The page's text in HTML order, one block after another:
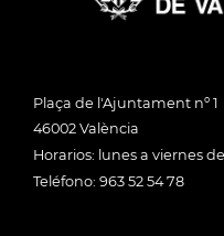
Plaça de l'Ajuntament nº 1
46002 València
Horarios: lunes a viernes
Teléfono: 963 52 54 78